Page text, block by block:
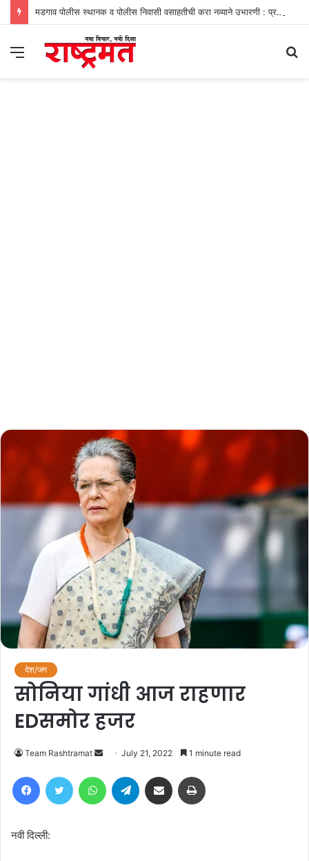
मडगाव पोलीस स्थानक व पोलीस निवासी वसाहतीची करा नव्याने उभारणी : प्रभव नायक
Menu
देश/जग
सोनिया गांधी आज राहणार
EDसमोर हजर
Team Rashtramat
Send
email
July 21, 2022 1 minute read
FacebookTwitter WhatsAppTelegram Share via Email
नवी दिल्ली: